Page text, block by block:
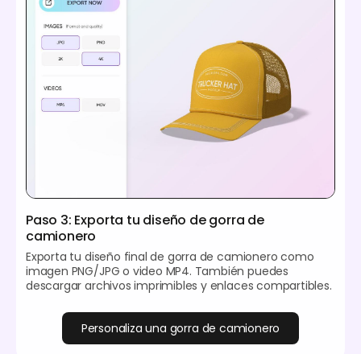
Paso 3: Exporta tu diseño de gorra de
camionero
Exporta tu diseño final de gorra de camionero como
imagen PNG/JPG o video MP4. También puedes
descargar archivos imprimibles y enlaces compartibles.
Personaliza una gorra de camionero